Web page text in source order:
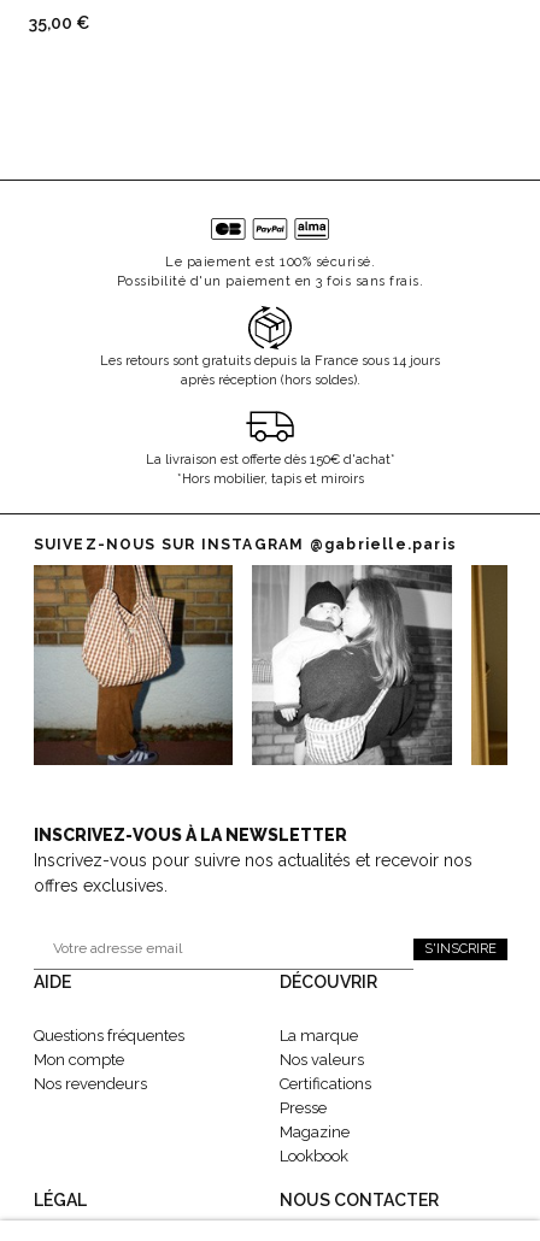
35,00 €
Le paiement est 100% sécurisé.
Possibilité d'un paiement en 3 fois sans frais.
Les retours sont gratuits depuis la France sous 14 jours
après réception (hors soldes).
La livraison est offerte dès 150€ d'achat*
*Hors mobilier, tapis et miroirs
SUIVEZ-NOUS SUR INSTAGRAM @gabrielle.paris
INSCRIVEZ-VOUS À LA NEWSLETTER
Inscrivez-vous pour suivre nos actualités et recevoir nos
offres exclusives.
S'INSCRIRE
AIDE
Questions fréquentes
Mon compte
Nos revendeurs
DÉCOUVRIR
La marque
Nos valeurs
Certifications
Presse
Magazine
Lookbook
LÉGAL NOUS CONTACTER